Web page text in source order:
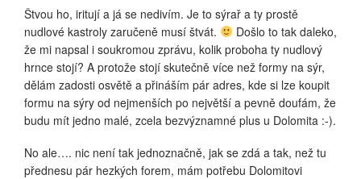
Štvou ho, iritují a já se nedivím. Je to sýrař a ty prostě
nudlové kastroly zaručeně musí štvát.
Došlo to tak daleko,
že mi napsal i soukromou zprávu, kolik proboha ty nudlový
hrnce stojí? A protože stojí skutečně více než formy na sýr,
dělám zadosti osvětě a přináším pár adres, kde si lze koupit
formu na sýry od nejmenších po největší a pevně doufám, že
budu mít jedno malé, zcela bezvýznamné plus u Dolomita :-).
No ale…. nic není tak jednoznačně, jak se zdá a tak, než tu
přednesu pár hezkých forem, mám potřebu Dolomitovi